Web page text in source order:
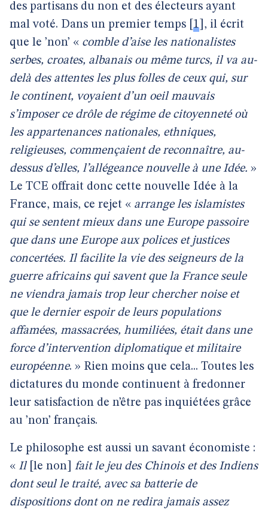
des partisans du non et des électeurs ayant
mal voté. Dans un premier temps 1 , il écrit
que le ’non’ « comble d’aise les nationalistes
serbes, croates, albanais ou même turcs, il va au-
delà des attentes les plus folles de ceux qui, sur
le continent, voyaient d’un oeil mauvais
s’imposer ce drôle de régime de citoyenneté où
les appartenances nationales, ethniques,
religieuses, commençaient de reconnaître, au-
dessus d’elles, l’allégeance nouvelle à une Idée. »
Le TCE offrait donc cette nouvelle Idée à la
France, mais, ce rejet « arrange les islamistes
qui se sentent mieux dans une Europe passoire
que dans une Europe aux polices et justices
concertées. Il facilite la vie des seigneurs de la
guerre africains qui savent que la France seule
ne viendra jamais trop leur chercher noise et
que le dernier espoir de leurs populations
affamées, massacrées, humiliées, était dans une
force d’intervention diplomatique et militaire
européenne. » Rien moins que cela... Toutes les
dictatures du monde continuent à fredonner
leur satisfaction de n’être pas inquiétées grâce
au ’non’ français.
Le philosophe est aussi un savant économiste :
« Il [le non] fait le jeu des Chinois et des Indiens
dont seul le traité, avec sa batterie de
dispositions dont on ne redira jamais assez